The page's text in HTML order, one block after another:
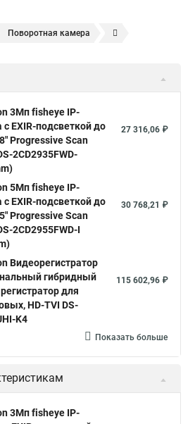
Поворотная камера
hikvision
уличная ip камера
poe
camera Hikvision 2cd1148 i b
Ip видеокамеры
2cd2142fwd
ds 2cd1148 hikvision ds 2cd1148 i b
Видеокамера hikvision
Видеокамеры hikvision ds
Камера Hikvision ds 2ce16d8t
3Мп fisheye IP-
EXIR-подсветкой до
Progressive Scan
2CD2935FWD-
27 316,06 ₽
5Мп fisheye IP-
EXIR-подсветкой до
Progressive Scan
2CD2955FWD-I
30 768,21 ₽
Видеорегистратор
гибридный
для
HD-TVI DS-
K4
115 602,96 ₽
Показать больше
3Мп fisheye IP-